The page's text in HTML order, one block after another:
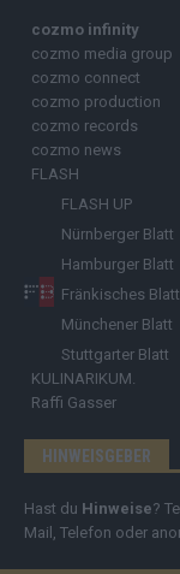
cozmo infinity
cozmo media group
cozmo connect
cozmo production
cozmo records
cozmo news
FLASH
FLASH UP
Nürnberger Blatt
Hamburger Blatt
Fränkisches Blatt
Münchener Blatt
Stuttgarter Blatt
KULINARIKUM.
Raffi Gasser
HINWEISGEBER
Hast du Hinweise?
Mail, Telefon oder